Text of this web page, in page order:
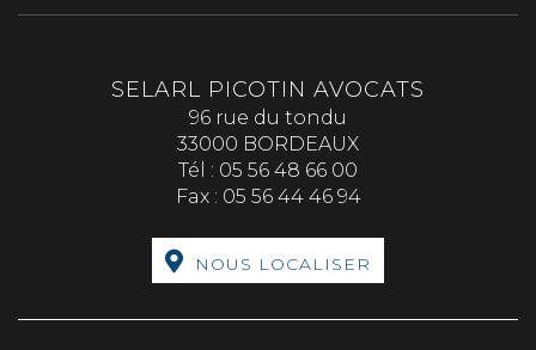
SELARL PICOTIN AVOCATS
96 rue du tondu
33000 BORDEAUX
Tél : 05 56 48 66 00
Fax : 05 56 44 46 94
NOUS LOCALISER